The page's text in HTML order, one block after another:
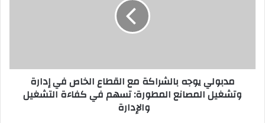
مدبولي يوجه بالشراكة مع القطاع الخاص في إدارة
وتشغيل المصانع المطورة: تسهم في كفاءة التشغيل
والإدارة